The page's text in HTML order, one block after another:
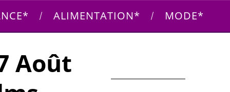
ALIMENTATION MODE
Août